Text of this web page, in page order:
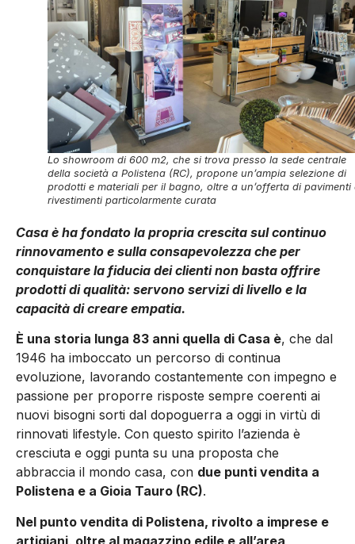
Lo showroom di 600 m2, che si trova presso la sede centrale
della società a Polistena (RC), propone un’ampia selezione di
prodotti e materiali per il bagno, oltre a un’offerta di pavimenti
rivestimenti particolarmente curata
Casa è ha fondato la propria crescita sul continuo
rinnovamento e sulla consapevolezza che per
conquistare la fiducia dei clienti non basta offrire
prodotti di qualità: servono servizi di livello e la
capacità di creare empatia.
È una storia lunga 83 anni quella di Casa è, che dal
1946 ha imboccato un percorso di continua
evoluzione, lavorando costantemente con impegno e
passione per proporre risposte sempre coerenti ai
nuovi bisogni sorti dal dopoguerra a oggi in virtù di
rinnovati lifestyle. Con questo spirito l’azienda è
cresciuta e oggi punta su una proposta che
abbraccia il mondo casa, con due punti vendita a
Polistena e a Gioia Tauro (RC).
Nel punto vendita di Polistena, rivolto a imprese e
artigiani, oltre al magazzino edile e all’area